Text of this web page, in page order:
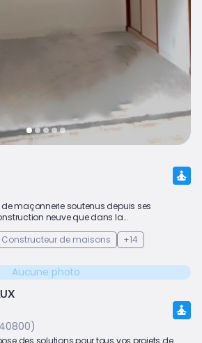
maçonnerie soutenus depuis ses
neuve que dans la...
Constructeur de maisons +14
Aucune photo
des solutions pour tous vos projets de